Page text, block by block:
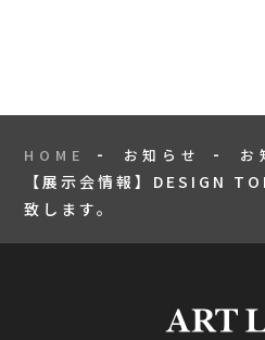
HOME お知らせ お
【展示会情報】DESIGN
致します。